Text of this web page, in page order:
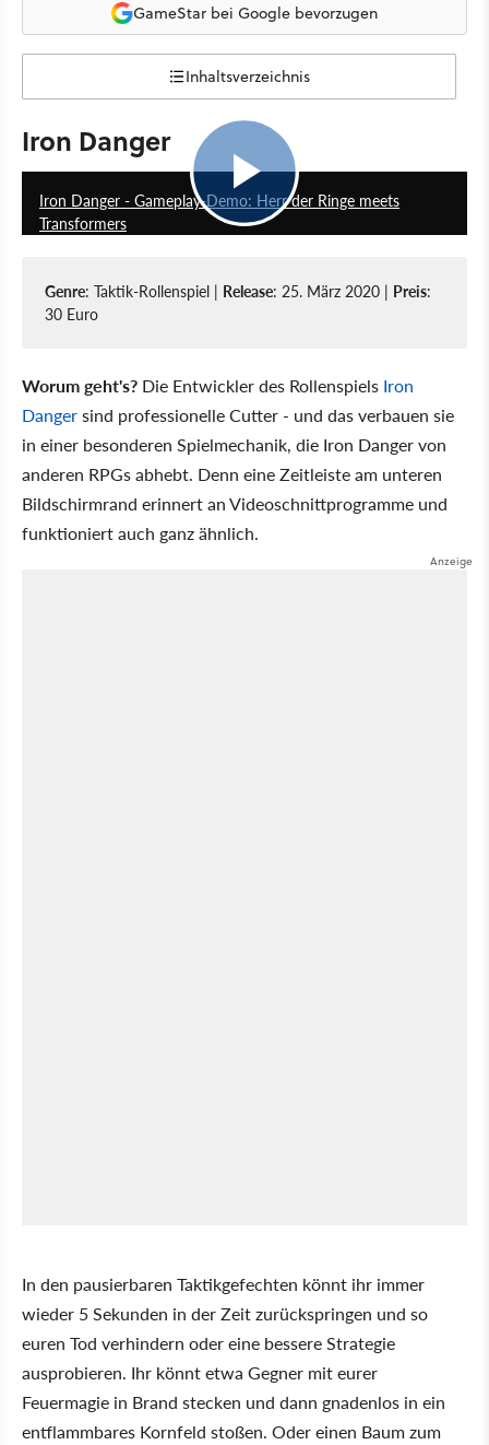
GameStar bei Google bevorzugen
Inhaltsverzeichnis
Iron Danger
Iron Danger - Gameplay-Demo: Herr der Ringe meets
Transformers
Genre: Taktik-Rollenspiel | Release: 25. März 2020 | Preis:
30 Euro
Worum geht's? Die Entwickler des Rollenspiels Iron
Dangersind professionelle Cutter - und das verbauen sie
in einer besonderen Spielmechanik, die Iron Danger von
anderen RPGs abhebt. Denn eine Zeitleiste am unteren
Bildschirmrand erinnert an Videoschnittprogramme und
funktioniert auch ganz ähnlich.
In den pausierbaren Taktikgefechten könnt ihr immer
wieder 5 Sekunden in der Zeit zurückspringen und so
euren Tod verhindern oder eine bessere Strategie
ausprobieren. Ihr könnt etwa Gegner mit eurer
Feuermagie in Brand stecken und dann gnadenlos in ein
entflammbares Kornfeld stoßen. Oder einen Baum zum